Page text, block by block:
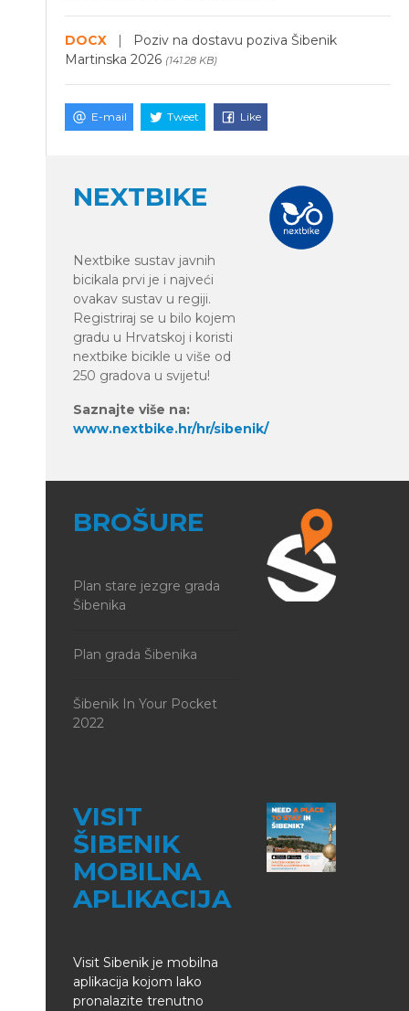
DOCX |
Poziv na dostavu poziva Šibenik
Martinska 2026 (141.28 KB)
E-mail Tweet Like
NEXTBIKE
Nextbike sustav javnih
bicikala prvi je i najveći
ovakav sustav u regiji.
Registriraj se u bilo kojem
gradu u Hrvatskoj i koristi
nextbike bicikle u više od
250 gradova u svijetu!
Saznajte više na:
www.nextbike.hr/hr/sibenik/
BROŠURE
Plan stare jezgre grada
Šibenika
Plan grada Šibenika
Šibenik In Your Pocket
2022
VISIT
ŠIBENIK
MOBILNA
APLIKACIJA
Visit Sibenik je mobilna
aplikacija kojom lako
pronalazite trenutno